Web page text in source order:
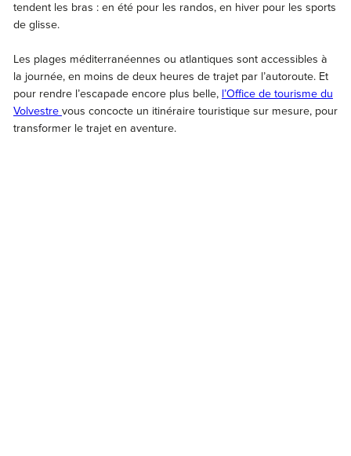
tendent les bras : en été pour les randos, en hiver pour les sports
de glisse.
Les plages méditerranéennes ou atlantiques sont accessibles à
la journée, en moins de deux heures de trajet par l’autoroute. Et
pour rendre l’escapade encore plus belle, l’Office de tourisme du
Volvestre vous concocte un itinéraire touristique sur mesure, pour
transformer le trajet en aventure.